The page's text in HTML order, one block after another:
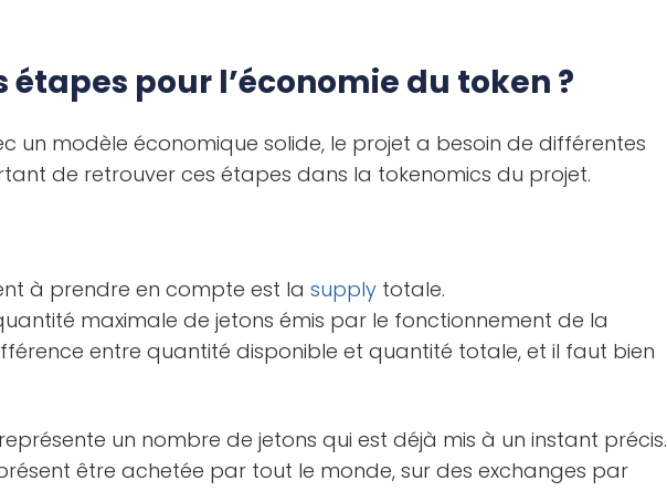
étapes pour l’économie du token ?
un modèle économique solide, le projet a besoin de différentes
de retrouver ces étapes dans la tokenomics du projet.
à prendre en compte est lasupply totale.
maximale de jetons émis par le fonctionnement de la
entre quantité disponible et quantité totale, et il faut bien
un nombre de jetons qui est déjà mis à un instant précis.
être achetée par tout le monde, sur des exchanges par